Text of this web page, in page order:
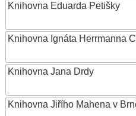
Knihovna Eduarda Petišky
Knihovna Ignáta Herrmanna
Knihovna Jana Drdy
Knihovna Jiřího Mahena v